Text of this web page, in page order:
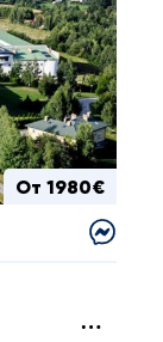
От 1980€